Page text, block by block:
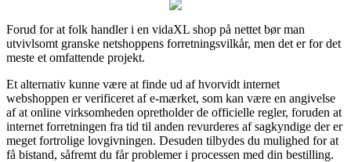
Forud for at folk handler i en vidaXL shop på nettet bør man
utvivlsomt granske netshoppens forretningsvilkår, men det er for det
meste et omfattende projekt.
Et alternativ kunne være at finde ud af hvorvidt internet
webshoppen er verificeret af e-mærket, som kan være en angivelse
af at online virksomheden opretholder de officielle regler, foruden at
internet forretningen fra tid til anden revurderes af sagkyndige der er
meget fortrolige lovgivningen. Desuden tilbydes du mulighed for at
få bistand, såfremt du får problemer i processen med din bestilling.